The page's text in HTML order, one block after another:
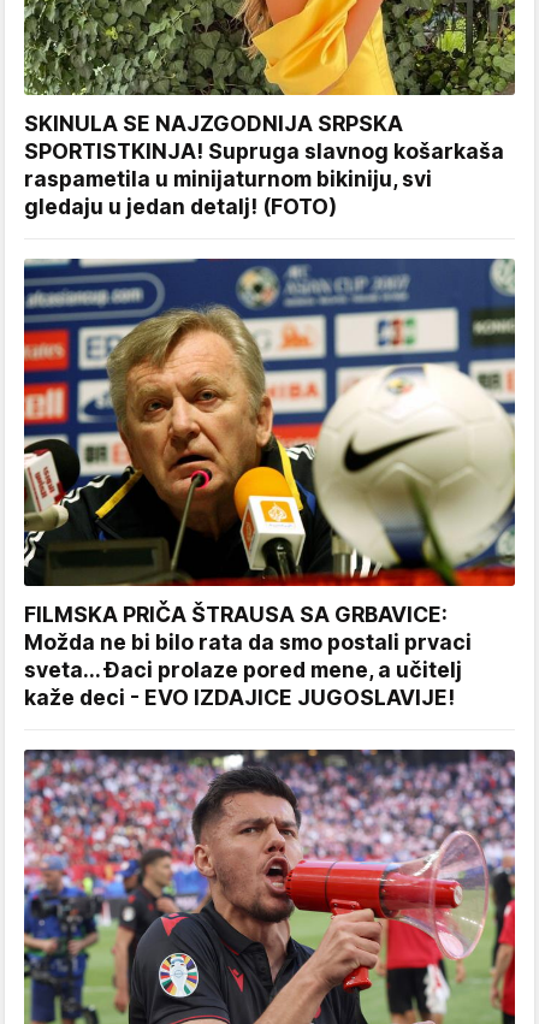
SKINULA SE NAJZGODNIJA SRPSKA
SPORTISTKINJA! Supruga slavnog košarkaša
raspametila u minijaturnom bikiniju, svi
gledaju u jedan detalj! (FOTO)
FILMSKA PRIČA ŠTRAUSA SA GRBAVICE:
Možda ne bi bilo rata da smo postali prvaci
sveta... Đaci prolaze pored mene, a učitelj
kaže deci - EVO IZDAJICE JUGOSLAVIJE!